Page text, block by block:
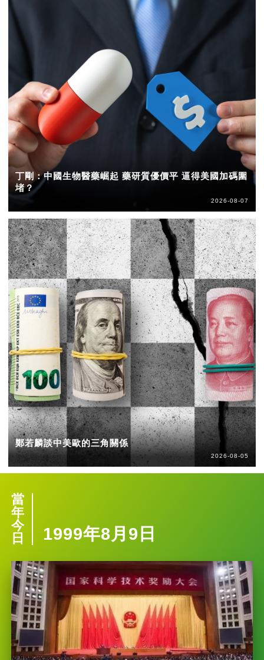
丁剛：中國生物醫藥崛起 藥研質優價平 逼得美國加碼圍
堵？
2026-08-07
鄭若麟談中美歐的三角關係
2026-08-05
當
年
今
日
1999年8月9日